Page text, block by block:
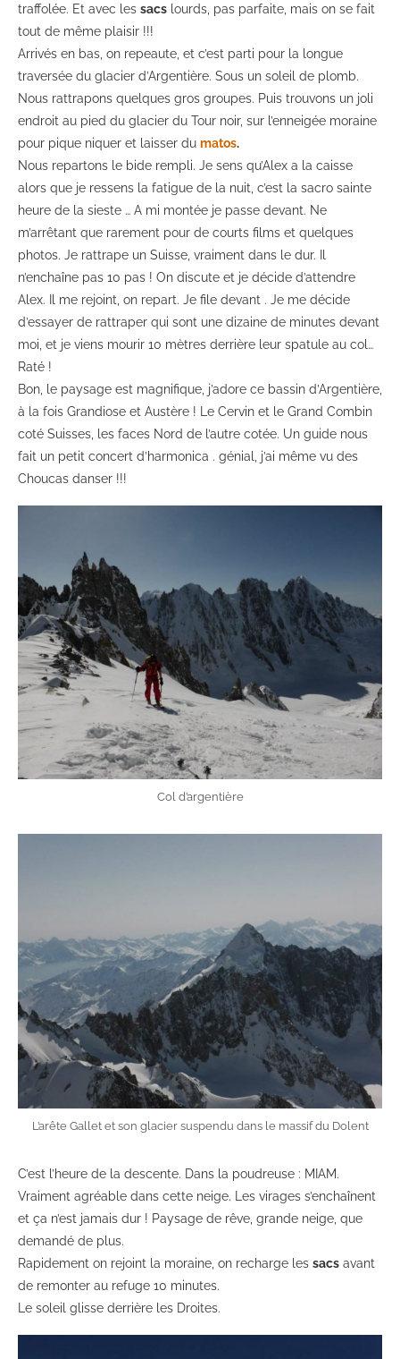
traffolée. Et avec les sacs lourds, pas parfaite, mais on se fait
tout de même plaisir !!!
Arrivés en bas, on repeaute, et c’est parti pour la longue
traversée du glacier d’Argentière. Sous un soleil de plomb.
Nous rattrapons quelques gros groupes. Puis trouvons un joli
endroit au pied du glacier du Tour noir, sur l’enneigée moraine
pour pique niquer et laisser du matos.
Nous repartons le bide rempli. Je sens qu’Alex a la caisse
alors que je ressens la fatigue de la nuit, c’est la sacro sainte
heure de la sieste … A mi montée je passe devant. Ne
m’arrêtant que rarement pour de courts films et quelques
photos. Je rattrape un Suisse, vraiment dans le dur. Il
n’enchaîne pas 10 pas ! On discute et je décide d’attendre
Alex. Il me rejoint, on repart. Je file devant . Je me décide
d’essayer de rattraper qui sont une dizaine de minutes devant
moi, et je viens mourir 10 mètres derrière leur spatule au col…
Raté !
Bon, le paysage est magnifique, j’adore ce bassin d’Argentière,
à la fois Grandiose et Austère ! Le Cervin et le Grand Combin
coté Suisses, les faces Nord de l’autre cotée. Un guide nous
fait un petit concert d’harmonica . génial, j’ai même vu des
Choucas danser !!!
Col d’argentière
L’arête Gallet et son glacier suspendu dans le massif du Dolent
C’est l’heure de la descente. Dans la poudreuse : MIAM.
Vraiment agréable dans cette neige. Les virages s’enchaînent
et ça n’est jamais dur ! Paysage de rêve, grande neige, que
demandé de plus.
Rapidement on rejoint la moraine, on recharge les sacs avant
de remonter au refuge 10 minutes.
Le soleil glisse derrière les Droites.